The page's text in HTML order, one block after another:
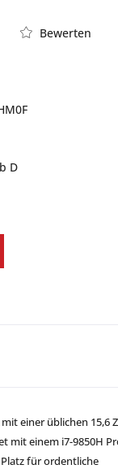
Bewerten
D
einer üblichen 15,6
mit einem i7-9850H
für ordentliche